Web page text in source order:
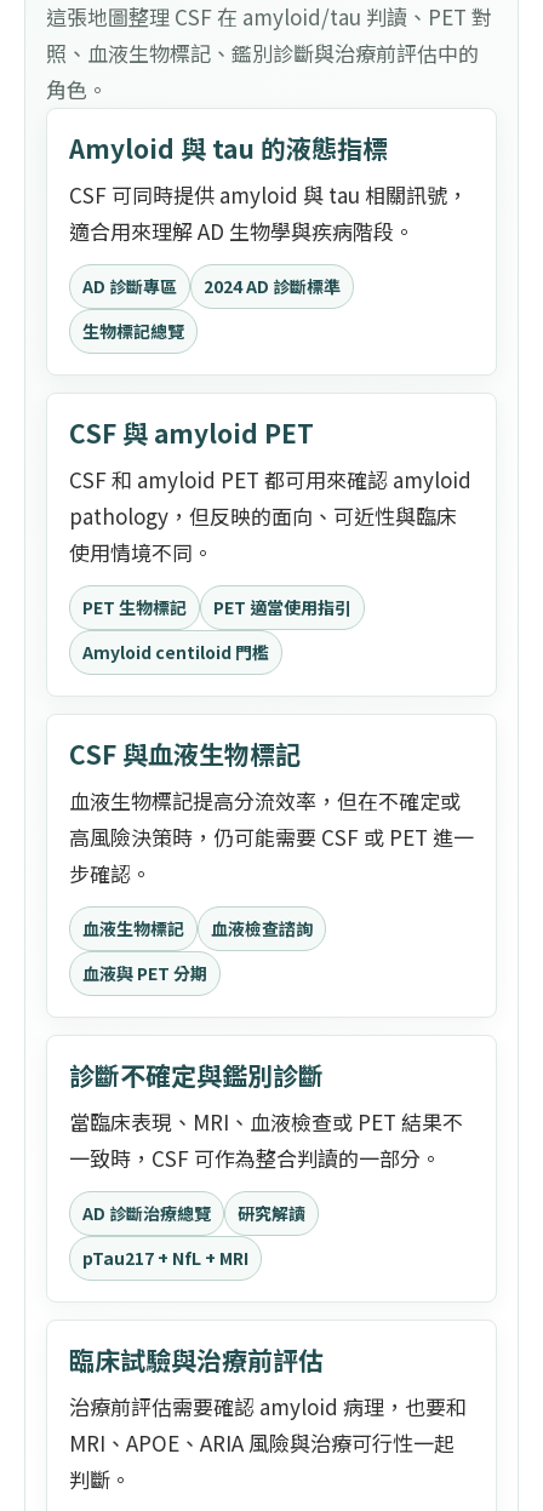
這張地圖整理 CSF 在 amyloid/tau 判讀、PET 對
照、血液生物標記、鑑別診斷與治療前評估中的
角色。
Amyloid 與 tau 的液態指標
CSF 可同時提供 amyloid 與 tau 相關訊號，
適合用來理解 AD 生物學與疾病階段。
AD 診斷專區
2024 AD 診斷標準
生物標記總覽
CSF 與 amyloid PET
CSF 和 amyloid PET 都可用來確認 amyloid
pathology，但反映的面向、可近性與臨床
使用情境不同。
PET 生物標記
PET 適當使用指引
Amyloid centiloid 門檻
CSF 與血液生物標記
血液生物標記提高分流效率，但在不確定或
高風險決策時，仍可能需要 CSF 或 PET 進一
步確認。
血液生物標記
血液檢查諮詢
血液與 PET 分期
診斷不確定與鑑別診斷
當臨床表現、MRI、血液檢查或 PET 結果不
一致時，CSF 可作為整合判讀的一部分。
AD 診斷治療總覽
研究解讀
pTau217 + NfL + MRI
臨床試驗與治療前評估
治療前評估需要確認 amyloid 病理，也要和
MRI、APOE、ARIA 風險與治療可行性一起
判斷。